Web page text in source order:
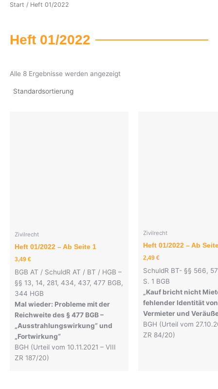
Start / Heft 01/2022
Heft 01/2022
Alle 8 Ergebnisse werden angezeigt
Zivilrecht
Heft 01/2022 – Ab Seite 1
3,49 €
BGB AT / SchuldR AT / BT / HGB –
§§ 13, 14, 281, 434, 437, 477 BGB,
344 HGB
Mal wieder: Probleme mit der
Reichweite des § 477 BGB –
„Ausstrahlungswirkung“ und
„Fortwirkung“
BGH (Urteil vom 10.11.2021 – VIII
ZR 187/20)
Zivilrecht
Heft 01/2022 – Ab
2,49 €
SchuldR BT- §§ 566,
S. 1 BGB
„Kauf bricht nicht
fehlender Identität von
Vermieter und
BGH (Urteil vom
ZR 84/20)